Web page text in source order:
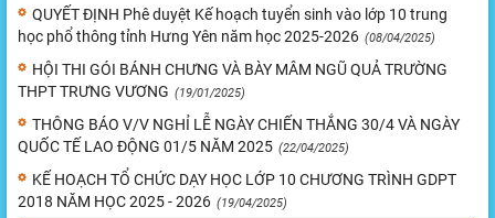
QUYẾT ĐỊNH Phê duyệt Kế hoạch tuyển sinh vào lớp 10 trung
học phổ thông tỉnh Hưng Yên năm học 2025-2026 (08/04/2025)
HỘI THI GÓI BÁNH CHƯNG VÀ BÀY MÂM NGŨ QUẢ TRƯỜNG
THPT TRƯNG VƯƠNG (19/01/2025)
THÔNG BÁO V/V NGHỈ LỄ NGÀY CHIẾN THẮNG 30/4 VÀ NGÀY
QUỐC TẾ LAO ĐỘNG 01/5 NĂM 2025 (22/04/2025)
KẾ HOẠCH TỔ CHỨC DẠY HỌC LỚP 10 CHƯƠNG TRÌNH GDPT
2018 NĂM HỌC 2025 - 2026 (19/04/2025)